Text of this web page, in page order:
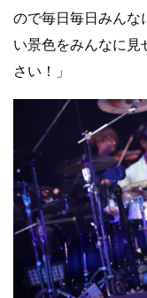
ので毎日毎日みんな
い景色をみんなに見
さい！」